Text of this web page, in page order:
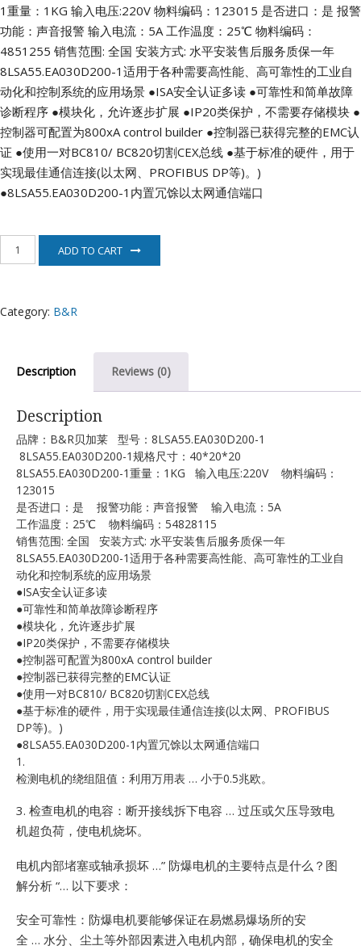
1重量：1KG 输入电压:220V 物料编码：123015 是否进口：是 报警
功能：声音报警 输入电流：5A工作温度：25℃ 物料编码：
4851255 销售范围: 全国 安装方式: 水平安装售后服务质保一年
8LSA55.EA030D200-1适用于各种需要高性能、高可靠性的工业自
动化和控制系统的应用场景 ●ISA安全认证多读 ●可靠性和简单故障
诊断程序 ●模块化，允许逐步扩展 ●IP20类保护，不需要存储模块 ●
控制器可配置为800xA control builder ●控制器已获得完整的EMC认
证 ●使用一对BC810/ BC820切割CEX总线 ●基于标准的硬件，用于
实现最佳通信连接(以太网、PROFIBUS DP等)。)
●8LSA55.EA030D200-1内置冗馀以太网通信端口
电
ADD TO CART
Category: B&R
Description Reviews (0)
Description
品牌：B&R贝加莱 型号：8LSA55.EA030D200-1
8LSA55.EA030D200-1规格尺寸：40*20*20
8LSA55.EA030D200-1重量：1KG 输入电压:220V 物料编码：
123015
是否进口：是 报警功能：声音报警 输入电流：5A
工作温度：25℃ 物料编码：54828115
销售范围: 全国 安装方式: 水平安装售后服务质保一年
8LSA55.EA030D200-1适用于各种需要高性能、高可靠性的工业自
动化和控制系统的应用场景
●ISA安全认证多读
●可靠性和简单故障诊断程序
●模块化，允许逐步扩展
●IP20类保护，不需要存储模块
●控制器可配置为800xA control builder
●控制器已获得完整的EMC认证
●使用一对BC810/ BC820切割CEX总线
●基于标准的硬件，用于实现最佳通信连接(以太网、PROFIBUS
DP等)。)
●8LSA55.EA030D200-1内置冗馀以太网通信端口
1.
检测电机的绕组阻值：利用万用表 … 小于0.5兆欧。
3. 检查电机的电容：断开接线拆下电容 … 过压或欠压导致电
机超负荷，使电机烧坏。
电机内部堵塞或轴承损坏 …” 防爆电机的主要特点是什么？图
解分析 “… 以下要求：
安全可靠性：防爆电机要能够保证在易燃易爆场所的安
全 … 水分、尘土等外部因素进入电机内部，确保电机的安全